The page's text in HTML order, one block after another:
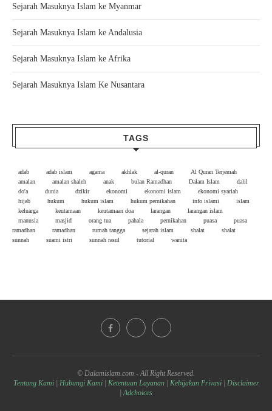
Sejarah Masuknya Islam ke Myanmar
Sejarah Masuknya Islam ke Andalusia
Sejarah Masuknya Islam ke Afrika
Sejarah Masuknya Islam Ke Nusantara
TAGS
adab adab islam agama akhlak al-quran
Al Quran Terjemah
amalan
amalan shaleh anak bulan Ramadhan Dalam Islam
dalil
do'a
dunia dzikir ekonomi ekonomi islam
ekonomi syariah
hijab
hukum hukum islam hukum pernikahan info islami
islam
keluarga
keutamaan keutamaan doa larangan
larangan islam
manusia
masjid orang tua pahala pernikahan puasa
puasa
ramadhan
ramadhan rumah tangga sejarah islam shalat
shalat
sunnah
suami istri sunnah rasul tutorial wanita
© Dalamislam.com - All Right Reserved.
Tentang Kami
Hubungi Kami| Ketentuan Layanan| Kebijakan Privasi| Disclaimer
|Adchoices